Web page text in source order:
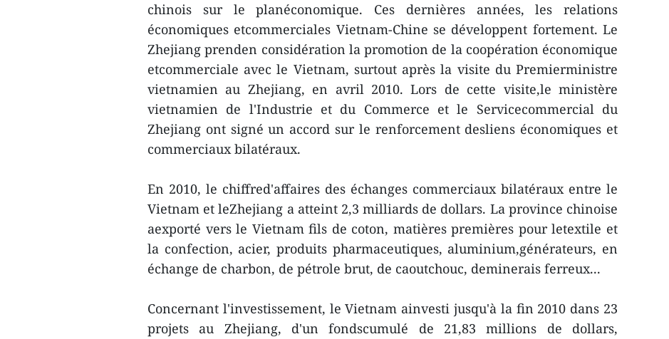
chinois sur le planéconomique. Ces dernières années, les relations
économiques etcommerciales Vietnam-Chine se développent fortement. Le
Zhejiang prenden considération la promotion de la coopération économique
etcommerciale avec le Vietnam, surtout après la visite du Premierministre
vietnamien au Zhejiang, en avril 2010. Lors de cette visite,le ministère
vietnamien de l'Industrie et du Commerce et le Servicecommercial du
Zhejiang ont signé un accord sur le renforcement desliens économiques et
commerciaux bilatéraux.
En 2010, le chiffred'affaires des échanges commerciaux bilatéraux entre le
Vietnam et leZhejiang a atteint 2,3 milliards de dollars. La province chinoise
aexporté vers le Vietnam fils de coton, matières premières pour letextile et
la confection, acier, produits pharmaceutiques, aluminium,générateurs, en
échange de charbon, de pétrole brut, de caoutchouc, deminerais ferreux...
Concernant l'investissement, le Vietnam ainvesti jusqu'à la fin 2010 dans 23
projets au Zhejiang, d'un fondscumulé de 21,83 millions de dollars,